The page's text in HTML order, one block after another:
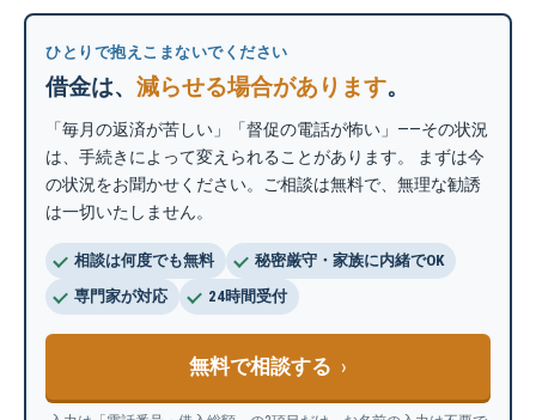
ひとりで抱えこまないでください
借金は、 減らせる場合があります。
「毎月の返済が苦しい」「督促の電話が怖い」——その状況
は、手続きによって変えられることがあります。 まずは今
の状況をお聞かせください。ご相談は無料で、無理な勧誘
は一切いたしません。
相談は何度でも無料
秘密厳守・家族に内緒でOK
専門家が対応
24時間受付
無料で相談する